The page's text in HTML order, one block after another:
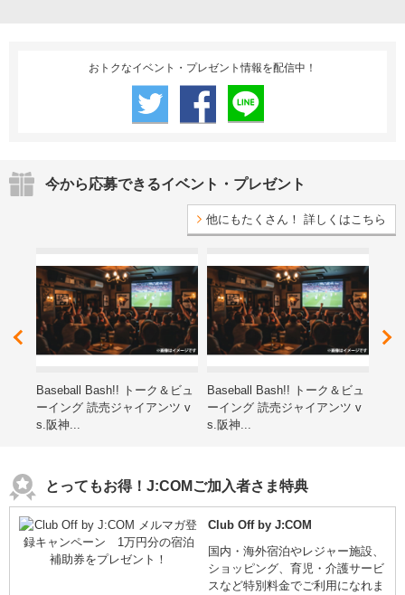
おトクなイベント・プレゼント情報を配信中！
今から応募できるイベント・プレゼント
他にもたくさん！ 詳しくはこちら
Baseball Bash!! トーク＆ビュ
ーイング 読売ジャイアンツ v
s.阪神...
Baseball Bash!! トーク＆ビュ
ーイング 読売ジャイアンツ v
s.阪神...
とってもお得！J:COMご加入者さま特典
Club Off by J:COM
国内・海外宿泊やレジャー施設、
ショッピング、育児・介護サービ
スなど特別料金でご利用になれま